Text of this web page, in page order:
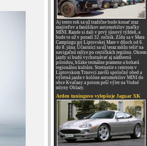
Aj tento rok sa už tradične bude konať zraz
majiteľov a fanúšikov automobilov značky
MINI. Rande si dali v prvý júnový týždeň, a
bude to už v poradí 32. ročník. Zídu sa v Mara
Campingu pri Liptovskej Mare v dňoch od 6.
do 8. júna. Účastníci sa už teraz môžu tešiť na
navigačnú rallye po cestičkách regiónu. Okrem
jazdy si budú vychutnávať aj nádhernú
prírodou, blízke termálne pramene a bohatú
regionálnu kultúru. Stretnutie s centrom v
Liptovskom Trnovci zavŕši spoločný obed a
výletná jazda v kolóne automobilov MINI do
obce Kvačany a potom peší výlet na Vodné
mlyny Oblazy.
Arden tuningovo vylepšuje Jaguar XK